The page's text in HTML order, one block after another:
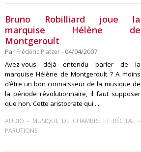
Bruno Robilliard joue la
marquise Hélène de
Montgeroult
Par Frédéric Platzer- 04/04/2007
Avez-vous déjà entendu parler de la
marquise Hélène de Montgeroult ? A moins
d’être un bon connaisseur de la musique de
la période révolutionnaire, il faut supposer
que non. Cette aristocrate qui ...
AUDIO - MUSIQUE DE CHAMBRE ET RÉCITAL-
PARUTIONS